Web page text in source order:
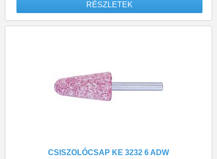
RÉSZLETEK
CSISZOLÓCSAP KE 3232 6 ADW